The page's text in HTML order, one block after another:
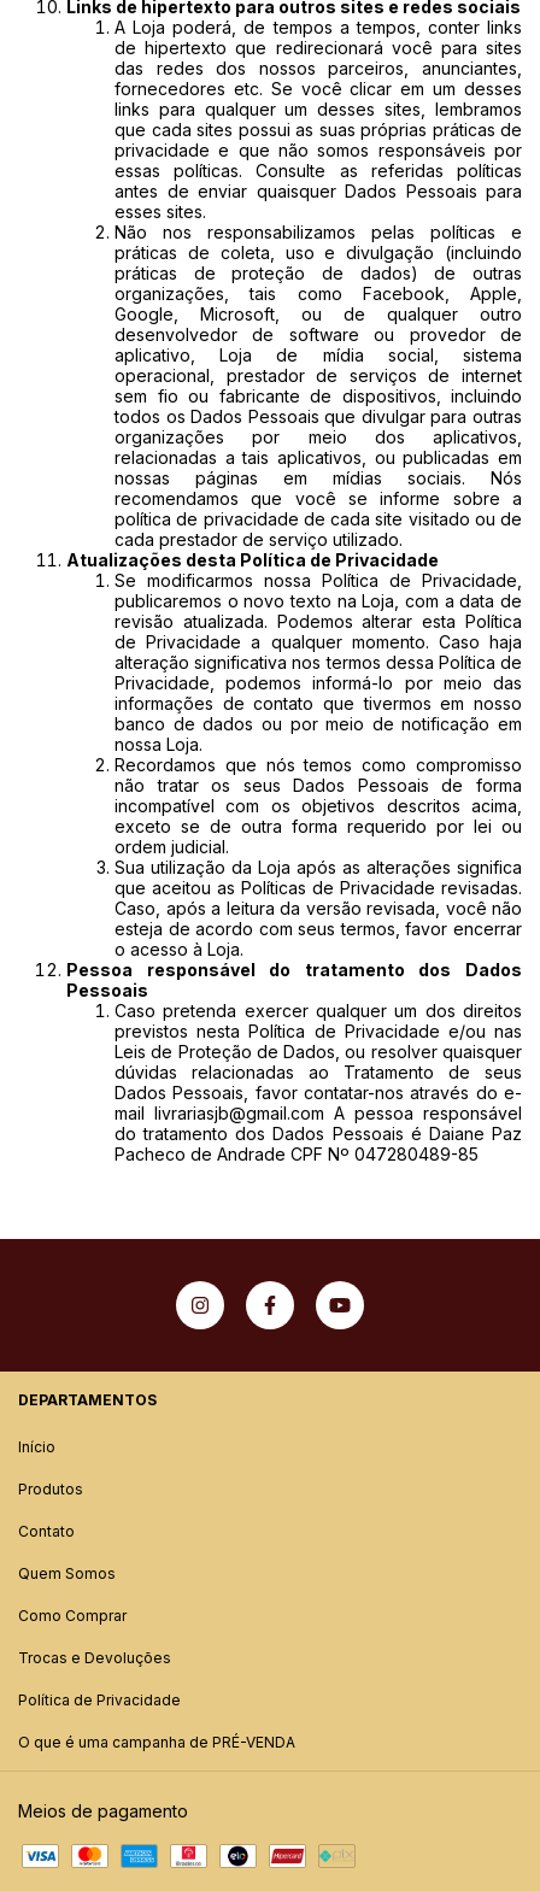
Links de hipertexto para outros sites e redes sociais
A Loja poderá, de tempos a tempos, conter links
de hipertexto que redirecionará você para sites
das redes dos nossos parceiros, anunciantes,
fornecedores etc. Se você clicar em um desses
links para qualquer um desses sites, lembramos
que cada sites possui as suas próprias práticas de
privacidade e que não somos responsáveis por
essas políticas. Consulte as referidas políticas
antes de enviar quaisquer Dados Pessoais para
esses sites.
Não nos responsabilizamos pelas políticas e
práticas de coleta, uso e divulgação (incluindo
práticas de proteção de dados) de outras
organizações, tais como Facebook, Apple,
Google, Microsoft, ou de qualquer outro
desenvolvedor de software ou provedor de
aplicativo, Loja de mídia social, sistema
operacional, prestador de serviços de internet
sem fio ou fabricante de dispositivos, incluindo
todos os Dados Pessoais que divulgar para outras
organizações por meio dos aplicativos,
relacionadas a tais aplicativos, ou publicadas em
nossas páginas em mídias sociais. Nós
recomendamos que você se informe sobre a
política de privacidade de cada site visitado ou de
cada prestador de serviço utilizado.
Atualizações desta Política de Privacidade
Se modificarmos nossa Política de Privacidade,
publicaremos o novo texto na Loja, com a data de
revisão atualizada. Podemos alterar esta Política
de Privacidade a qualquer momento. Caso haja
alteração significativa nos termos dessa Política de
Privacidade, podemos informá-lo por meio das
informações de contato que tivermos em nosso
banco de dados ou por meio de notificação em
nossa Loja.
Recordamos que nós temos como compromisso
não tratar os seus Dados Pessoais de forma
incompatível com os objetivos descritos acima,
exceto se de outra forma requerido por lei ou
ordem judicial.
Sua utilização da Loja após as alterações significa
que aceitou as Políticas de Privacidade revisadas.
Caso, após a leitura da versão revisada, você não
esteja de acordo com seus termos, favor encerrar
o acesso à Loja.
Pessoa responsável do tratamento dos Dados
Pessoais
Caso pretenda exercer qualquer um dos direitos
previstos nesta Política de Privacidade e/ou nas
Leis de Proteção de Dados, ou resolver quaisquer
dúvidas relacionadas ao Tratamento de seus
Dados Pessoais, favor contatar-nos através do e-
mail livrariasjb@gmail.com A pessoa responsável
do tratamento dos Dados Pessoais é Daiane Paz
Pacheco de Andrade CPF Nº 047280489-85
DEPARTAMENTOS
Início
Produtos
Contato
Quem Somos
Como Comprar
Trocas e Devoluções
Política de Privacidade
O que é uma campanha de PRÉ-VENDA
Meios de pagamento